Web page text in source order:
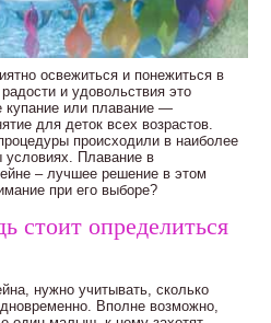
освежиться и понежиться в
и удовольствия это
или плавание —
для деток всех возрастов.
происходили в наиболее
условиях. Плавание в
– лучшее решение в этом
при его выборе?
стоит определиться
нужно учитывать, сколько
Вполне возможно,